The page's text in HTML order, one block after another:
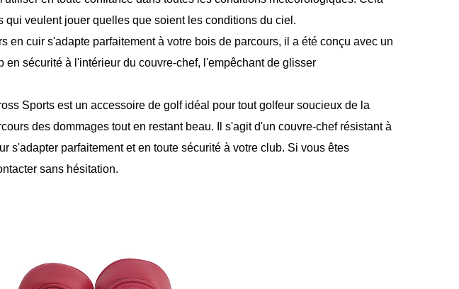
veulent jouer quelles que soient les conditions du ciel.
en cuir s'adapte parfaitement à votre bois de parcours, il a été conçu avec un
en sécurité à l'intérieur du couvre-chef, l'empêchant de glisser
Sports est un accessoire de golf idéal pour tout golfeur soucieux de la
des dommages tout en restant beau. Il s'agit d'un couvre-chef résistant à
s'adapter parfaitement et en toute sécurité à votre club. Si vous êtes
sans hésitation.